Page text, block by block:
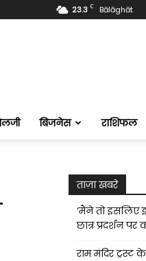
23.3 C Bālāghāt
बिजनेस राशिफल
ताज़ा खबरे
‘मैंने तो इसलिए
छात्र प्रदर्शन पर
राम मंदिर ट्रस्ट